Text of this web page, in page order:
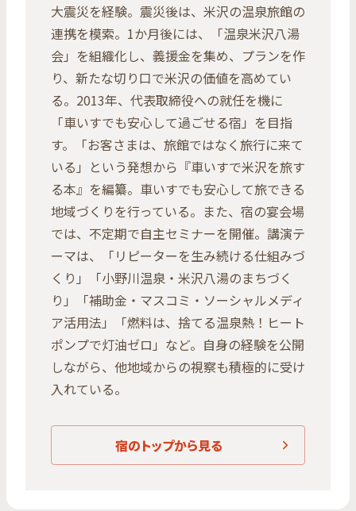
大震災を経験。震災後は、米沢の温泉旅館の
連携を模索。1か月後には、「温泉米沢八湯
会」を組織化し、義援金を集め、プランを作
り、新たな切り口で米沢の価値を高めてい
る。2013年、代表取締役への就任を機に
「車いすでも安心して過ごせる宿」を目指
す。「お客さまは、旅館ではなく旅行に来て
いる」という発想から『車いすで米沢を旅す
る本』を編纂。車いすでも安心して旅できる
地域づくりを行っている。また、宿の宴会場
では、不定期で自主セミナーを開催。講演テ
ーマは、「リピーターを生み続ける仕組みづ
くり」「小野川温泉・米沢八湯のまちづく
り」「補助金・マスコミ・ソーシャルメディ
ア活用法」「燃料は、捨てる温泉熱！ヒート
ポンプで灯油ゼロ」など。自身の経験を公開
しながら、他地域からの視察も積極的に受け
入れている。
宿のトップから見る